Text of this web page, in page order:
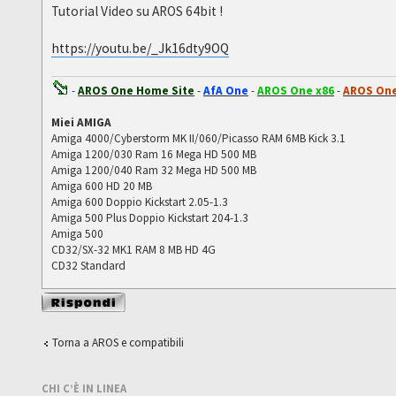
Tutorial Video su AROS 64bit !
https://youtu.be/_Jk16dty9OQ
-AROS One Home Site -AfA One -AROS One x86-AROS
Miei AMIGA
Amiga 4000/Cyberstorm MK II/060/Picasso RAM 6MB Kick 3.1
Amiga 1200/030 Ram 16 Mega HD 500 MB
Amiga 1200/040 Ram 32 Mega HD 500 MB
Amiga 600 HD 20 MB
Amiga 600 Doppio Kickstart 2.05-1.3
Amiga 500 Plus Doppio Kickstart 204-1.3
Amiga 500
CD32/SX-32 MK1 RAM 8 MB HD 4G
CD32 Standard
Rispondi al
messaggio
Torna a AROS e compatibili
CHI C’È IN LINEA